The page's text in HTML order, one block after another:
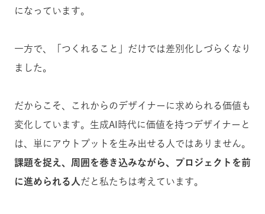
になっています。
一方で、「つくれること」だけでは差別化しづらくなり
ました。
だからこそ、これからのデザイナーに求められる価値も
変化しています。生成AI時代に価値を持つデザイナーと
は、単にアウトプットを生み出せる人ではありません。
課題を捉え、周囲を巻き込みながら、プロジェクトを前
に進められる人 だと私たちは考えています。